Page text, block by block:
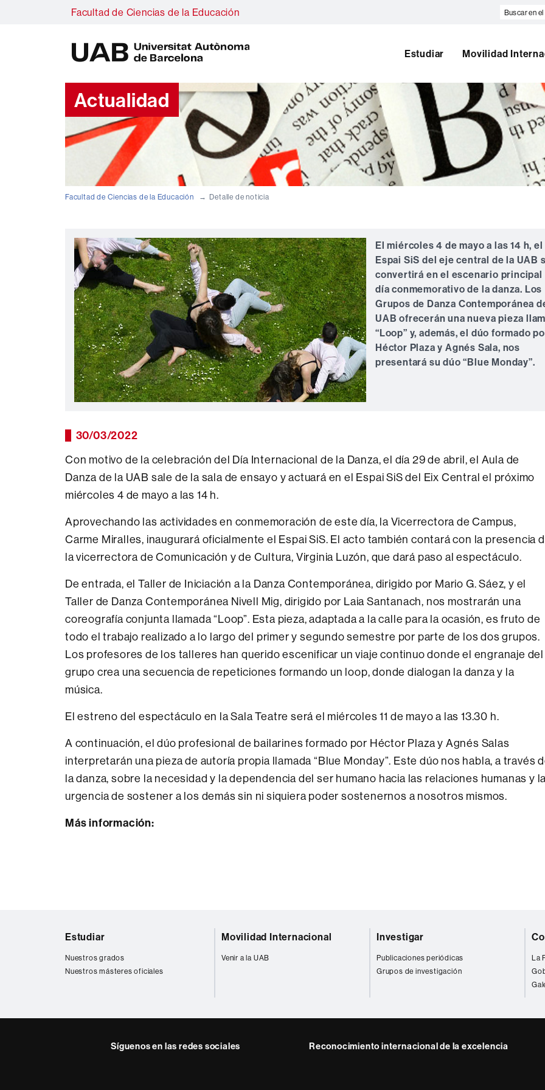
Facultad de Ciencias de la Educación
Buscar
web
A
Estudiar Movilidad
Actualidad
Facultad de Ciencias de la Educación Detalle de noticia
El miércoles 4 de mayo a las 14 h, el
Espai SiS del eje central de la UAB
convertirá en el escenario principal
día conmemorativo de la danza. Los
Grupos de Danza Contemporánea
UAB ofrecerán una nueva pieza
“Loop” y, además, el dúo formado
Héctor Plaza y Agnés Sala, nos
presentará su dúo “Blue Monday”.
30/03/2022
Con motivo de la celebración del Día Internacional de la Danza, el día 29 de abril, el Aula de
Danza de la UAB sale de la sala de ensayo y actuará en el Espai SiS del Eix Central el próximo
miércoles 4 de mayo a las 14 h.
Aprovechando las actividades en conmemoración de este día, la Vicerrectora de Campus,
Carme Miralles, inaugurará oficialmente el Espai SiS. El acto también contará con la presencia
la vicerrectora de Comunicación y de Cultura, Virginia Luzón, que dará paso al espectáculo.
De entrada, el Taller de Iniciación a la Danza Contemporánea, dirigido por Mario G. Sáez, y el
Taller de Danza Contemporánea Nivell Mig, dirigido por Laia Santanach, nos mostrarán una
coreografía conjunta llamada “Loop”. Esta pieza, adaptada a la calle para la ocasión, es fruto de
todo el trabajo realizado a lo largo del primer y segundo semestre por parte de los dos grupos.
Los profesores de los talleres han querido escenificar un viaje continuo donde el engranaje del
grupo crea una secuencia de repeticiones formando un loop, donde dialogan la danza y la
música.
El estreno del espectáculo en la Sala Teatre será el miércoles 11 de mayo a las 13.30 h.
A continuación, el dúo profesional de bailarines formado por Héctor Plaza y Agnés Salas
interpretarán una pieza de autoría propia llamada “Blue Monday”. Este dúo nos habla, a través
la danza, sobre la necesidad y la dependencia del ser humano hacia las relaciones humanas y
urgencia de sostener a los demás sin ni siquiera poder sostenernos a nosotros mismos.
Más información:
de
los
siguientes
Estudiar
Nuestros grados
Nuestros másteres oficiales
Movilidad Internacional
Venir a la UAB
Investigar
Publicaciones periódicas
Grupos de investigación
La
Síguenos en las redes sociales Reconocimiento internacional de la excelencia